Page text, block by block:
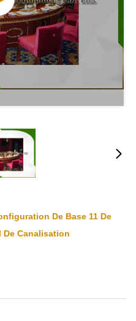
De Base 11 De
De Canalisation